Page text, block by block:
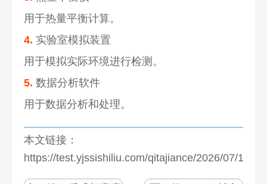
用于热量平衡计算。
4. 实验室模拟装置
用于模拟实际环境进行检测。
5. 数据分析软件
用于数据分析和处理。
本文链接：
https://test.yjssishiliu.com/qitajiance/2026/07/